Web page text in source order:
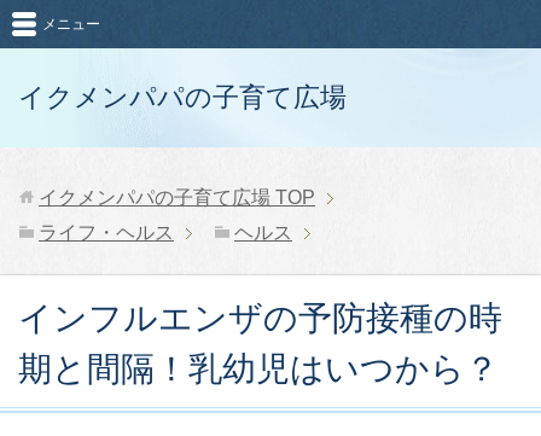
イクメンパパの子育て広場
メニュー
イクメンパパの子育て広場 TOP
ライフ・ヘルス
ヘルス
インフルエンザの予防接種の時
期と間隔！乳幼児はいつから？